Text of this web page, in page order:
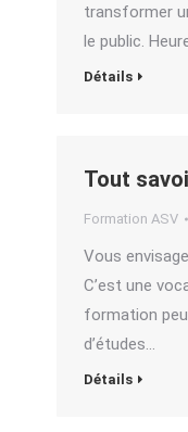
transformer
le public.
Détails
Tout
Formation ASV
Vous
C’est une
formation
d’études…
Détails